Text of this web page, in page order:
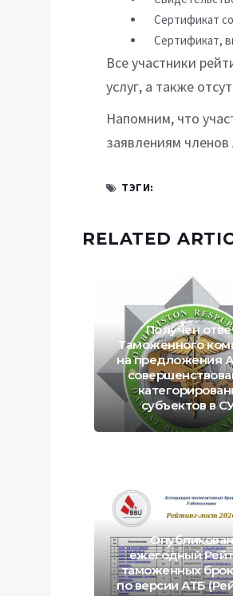
Сертификат
Сертификат,
Все участники
услуг, а также
Напомним, что
заявлениям
ТЭГИ:
RELATED
Получен
Таможенного
на предложения
субъектов в
Опубликован
ежегодный
таможенных
по версии АТБ